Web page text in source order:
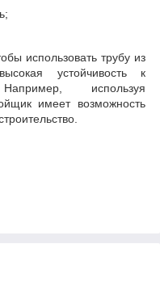
использовать трубу из
устойчивость к
используя
имеет возможность